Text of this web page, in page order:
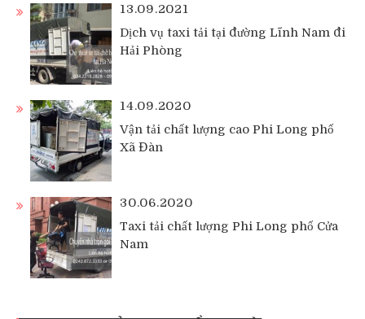
13.09.2021
Dịch vụ taxi tải tại đường Lĩnh Nam đi
Hải Phòng
14.09.2020
Vận tải chất lượng cao Phi Long phố
Xã Đàn
30.06.2020
Taxi tải chất lượng Phi Long phố Cửa
Nam